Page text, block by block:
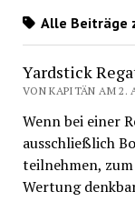
Alle Beiträge
Yardstick
VON KAPITÄN AM 2.
Wenn bei einer
ausschließlich
teilnehmen,
Wertung